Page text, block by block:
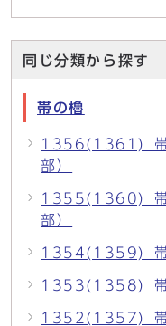
同じ分類から探す
帯の櫓
1356(1361)_帯
部）
1355(1360)_帯
部）
1354(1359)_帯
1353(1358)_帯
1352(1357)_帯